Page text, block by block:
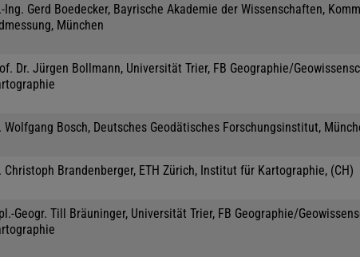
Ing. Gerd Boedecker, Bayrische Akademie der Wissenschaften,
München
Dr. Jürgen Bollmann, Universität Trier, FB Geographie/
Wolfgang Bosch, Deutsches Geodätisches Forschungsinstitut,
Christoph Brandenberger, ETH Zürich, Institut für Kartographie, (CH)
Geogr. Till Bräuninger, Universität Trier, FB Geographie/